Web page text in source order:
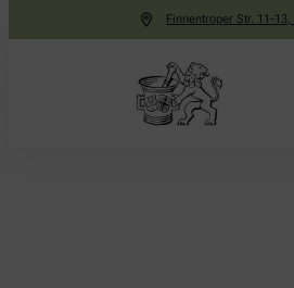
Finnentroper Str. 11-13,